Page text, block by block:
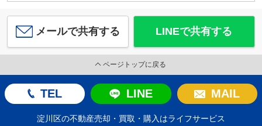
メールで共有する LINEで共有する
ページトップに戻る
TEL LINE MAIL
淀川区の不動産売却・買取・購入はライフサービス